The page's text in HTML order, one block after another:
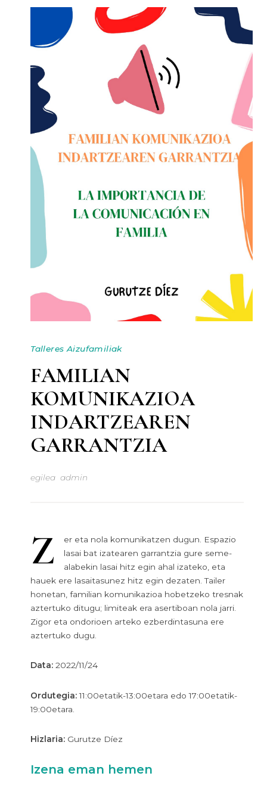
Talleres Aizufamiliak
FAMILIAN
KOMUNIKAZIOA
INDARTZEAREN
GARRANTZIA
egilea admin
Z
er eta nola komunikatzen dugun. Espazio
lasai bat izatearen garrantzia gure seme-
alabekin lasai hitz egin ahal izateko, eta
hauek ere lasaitasunez hitz egin dezaten. Tailer
honetan, familian komunikazioa hobetzeko tresnak
aztertuko ditugu; limiteak era asertiboan nola jarri.
Zigor eta ondorioen arteko ezberdintasuna ere
aztertuko dugu.
Data: 2022/11/24
Ordutegia:11:00etatik-13:00etara edo 17:00etatik-
19:00etara.
Hizlaria: Gurutze Díez
Izena eman hemen